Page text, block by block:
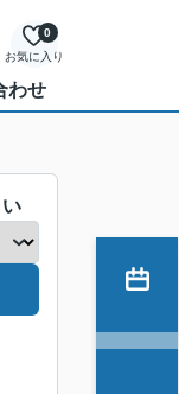
お気に入り
0
わせ